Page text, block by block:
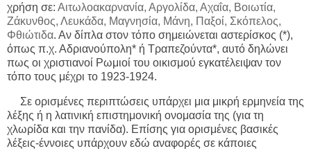
χρήση σε: Αιτωλοακαρνανία, Αργολίδα, Αχαΐα, Βοιωτία,
Ζάκυνθος, Λευκάδα, Μαγνησία, Μάνη, Παξοί, Σκόπελος,
Φθιώτιδα. Αν δίπλα στον τόπο σημειώνεται αστερίσκος (*),
όπως π.χ. Αδριανούπολη* ή Τραπεζούντα*, αυτό δηλώνει
πως οι χριστιανοί Ρωμιοί του οικισμού εγκατέλειψαν τον
τόπο τους μέχρι το 1923-1924.
Σε ορισμένες περιπτώσεις υπάρχει μια μικρή ερμηνεία της
λέξης ή η λατινική επιστημονική ονομασία της (για τη
χλωρίδα και την πανίδα). Επίσης για ορισμένες βασικές
λέξεις-έννοιες υπάρχουν εδώ αναφορές σε κάποιες